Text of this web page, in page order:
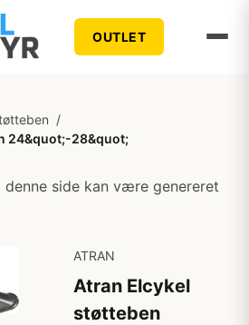
OUTLET
/
24&quot;-28&quot;
side kan være genereret
ATRAN
Atran Elcykel
støtteben